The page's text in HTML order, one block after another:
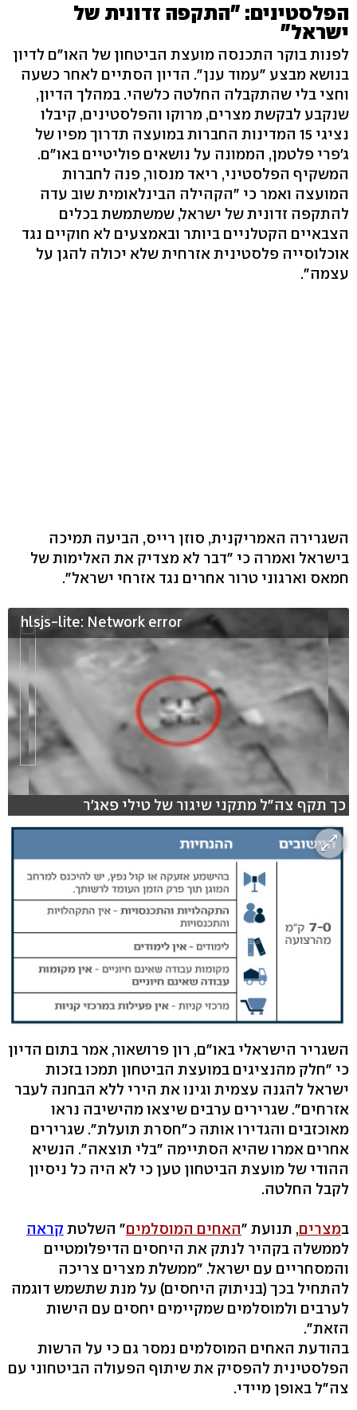
הפלסטינים: "התקפה זדונית של
ישראל"
לפנות בוקר התכנסה מועצת הביטחון של האו"ם לדיון
בנושא מבצע "עמוד ענן". הדיון הסתיים לאחר כשעה
וחצי בלי שהתקבלה החלטה כלשהי. במהלך הדיון,
שנקבע לבקשת מצרים, מרוקו והפלסטינים, קיבלו
נציגי 15 המדינות החברות במועצה תדרוך מפיו של
ג'פרי פלטמן, הממונה על נושאים פוליטיים באו"ם.
המשקיף הפלסטיני, ריאד מנסור, פנה לחברות
המועצה ואמר כי "הקהילה הבינלאומית שוב עדה
להתקפה זדונית של ישראל, שמשתמשת בכלים
הצבאיים הקטלניים ביותר ובאמצעים לא חוקיים נגד
אוכלוסייה פלסטינית אזרחית שלא יכולה להגן על
עצמה".
השגרירה האמריקנית, סוזן רייס, הביעה תמיכה
בישראל ואמרה כי "דבר לא מצדיק את האלימות של
חמאס וארגוני טרור אחרים נגד אזרחי ישראל".
hlsjs-lite: Network error
כך תקף צה"ל מתקני שיגור של טילי פאג'ר
השגריר הישראלי באו"ם, רון פרושאור, אמר בתום הדיון
כי "חלק מהנציגים במועצת הביטחון תמכו בזכות
ישראל להגנה עצמית וגינו את הירי ללא הבחנה לעבר
אזרחים". שגרירים ערבים שיצאו מהישיבה נראו
מאוכזבים והגדירו אותה כ"חסרת תועלת". שגרירים
אחרים אמרו שהיא הסתיימה "בלי תוצאה". הנשיא
ההודי של מועצת הביטחון טען כי לא היה כל ניסיון
לקבל החלטה.
במצרים, תנועת "האחים המוסלמים" השלטת קראה
לממשלה בקהיר לנתק את היחסים הדיפלומטיים
והמסחריים עם ישראל. "ממשלת מצרים צריכה
להתחיל בכך (בניתוק היחסים) על מנת שתשמש דוגמה
לערבים ולמוסלמים שמקיימים יחסים עם הישות
הזאת".
בהודעת האחים המוסלמים נמסר גם כי על הרשות
הפלסטינית להפסיק את שיתוף הפעולה הביטחוני עם
צה"ל באופן מיידי.